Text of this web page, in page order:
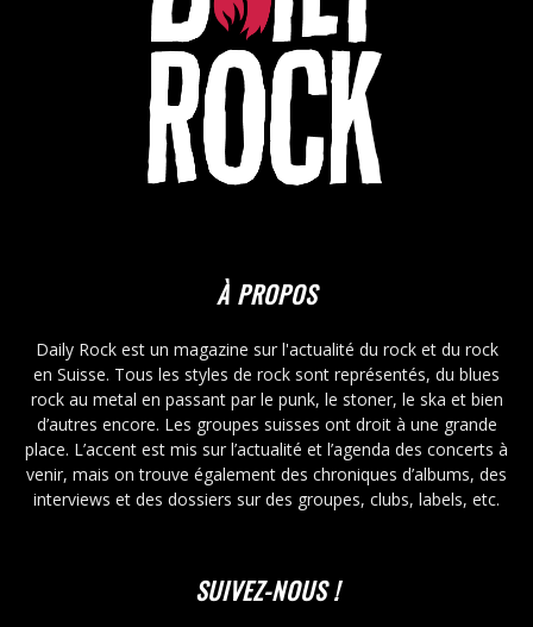
À PROPOS
Daily Rock est un magazine sur l'actualité du rock et du rock
en Suisse. Tous les styles de rock sont représentés, du blues
rock au metal en passant par le punk, le stoner, le ska et bien
d’autres encore. Les groupes suisses ont droit à une grande
place. L’accent est mis sur l’actualité et l’agenda des concerts à
venir, mais on trouve également des chroniques d’albums, des
interviews et des dossiers sur des groupes, clubs, labels, etc.
SUIVEZ-NOUS !